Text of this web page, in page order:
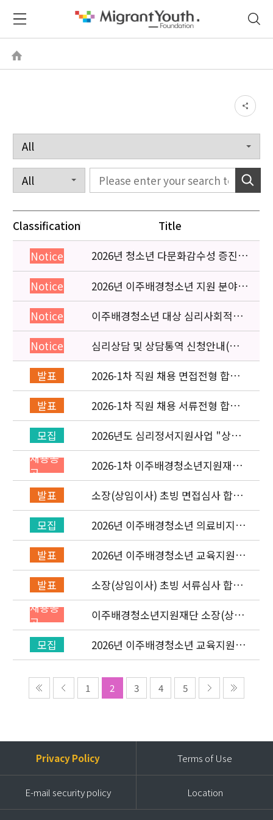
Classification Title
Notice
2026년 청소년 다문화감수성 증진
프로그램 「다가감」신청기관 안내
Notice
2026년 이주배경청소년 지원 분야
종사자 역량강화 교육 일정 안내
Notice
이주배경청소년 대상 심리사회적응
검사 연수동영상 개편 안내
Notice
심리상담 및 상담통역 신청안내(의뢰
서첨부)
발표
2026-1차 직원 채용 면접전형 합격
자 발표 및 적격심사 안내
발표
2026-1차 직원 채용 서류전형 합격
자 발표 및 면접전형 안내
모집
2026년도 심리정서지원사업 "상담
통역지원사(중국어, 베트남어, 러시
아어어, 몽골어)" 선발 공고
채용공
고
2026-1차 이주배경청소년지원재단
직원(기획운영실/사업운영부) 채용
공고 (~3/22)
발표
소장(상임이사) 초빙 면접심사 합격
자 발표
모집
2026년 이주배경청소년 의료비지원
사업 안내(사업 마감)
발표
2026년 이주배경청소년 교육지원사
업 레인보우스쿨 개설기관 선정 결과
발표
소장(상임이사) 초빙 서류심사 합격
자 발표 및 면접 심사 안내
채용공
고
이주배경청소년지원재단 소장(상임
이사) 초빙 공고
모집
2026년 이주배경청소년 교육지원사
업 ‘레인보우스쿨’ 개설기관 신청 공
1 2 3 4 5
Privacy Policy Terms of Use
E-mail security policy Location